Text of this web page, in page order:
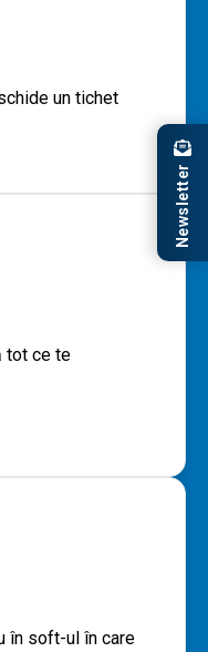
un tichet
tot ce te
în soft-ul în care
Newsletter